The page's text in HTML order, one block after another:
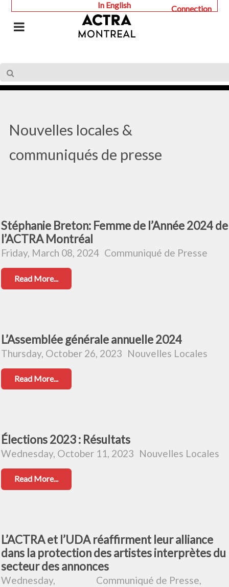
Connection
In English
Nouvelles locales &
communiqués de presse
Stéphanie Breton: Femme de l’Année 2024 de
l’ACTRA Montréal
Friday, March 08, 2024 Communiqué de Presse
Read More...
L’Assemblée générale annuelle 2024
Thursday, October 26, 2023 Nouvelles Locales
Read More...
Élections 2023 : Résultats
Wednesday, October 11, 2023 Nouvelles Locales
Read More...
L’ACTRA et l’UDA réaffirment leur alliance
dans la protection des artistes interprètes du
secteur des annonces
Wednesday,
Communiqué de Presse,